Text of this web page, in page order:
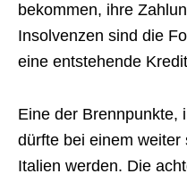
bekommen, ihre
Insolvenzen sind die
eine entstehende
Eine der Brennpunkte,
dürfte bei einem
Italien werden. Die